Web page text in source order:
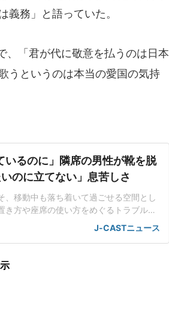
義務」と語っていた。
、「君が代に敬意を払うのは日本
うというのは本当の愛国の気持
るのに」隣席の男性が靴を脱
のに立てない」息苦しさ
移動中も落ち着いて過ごせる空間とし
方や座席の使い方をめぐるトラブルに
会が実施した「2025年度駅と電車内の
月30日にウェブ上で実施、5202人が回
、身体
J-CASTニュース